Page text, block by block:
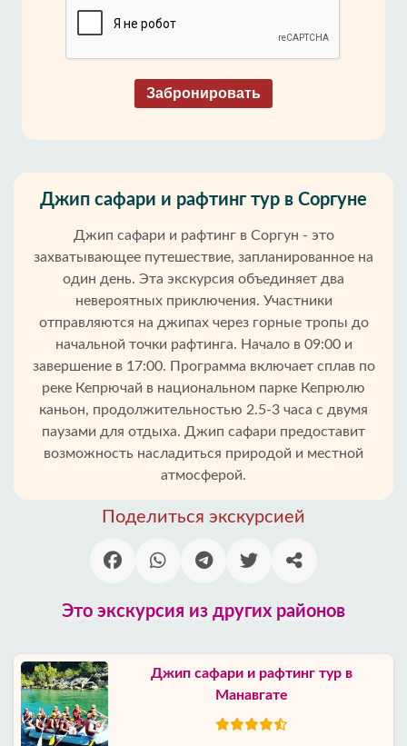
Забронировать
Джип сафари и рафтинг тур в Соргуне
Джип сафари и рафтинг в Соргун - это
захватывающее путешествие, запланированное на
один день. Эта экскурсия объединяет два
невероятных приключения. Участники
отправляются на джипах через горные тропы до
начальной точки рафтинга. Начало в 09:00 и
завершение в 17:00. Программа включает сплав по
реке Кепрючай в национальном парке Кепрюлю
каньон, продолжительностью 2.5-3 часа с двумя
паузами для отдыха. Джип сафари предоставит
возможность насладиться природой и местной
атмосферой.
Поделиться экскурсией
Это экскурсия из других районов
Джип сафари и рафтинг тур в
Манавгате